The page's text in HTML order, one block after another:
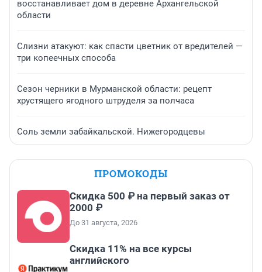
восстанавливает дом в деревне Архангельской
области
Слизни атакуют: как спасти цветник от вредителей —
три копеечных способа
Сезон черники в Мурманской области: рецепт
хрустящего ягодного штруделя за полчаса
Соль земли забайкальской. Нижегородцевы
ПРОМОКОДЫ
Скидка 500 ₽ на первый заказ от
2000 ₽
До 31 августа, 2026
Скидка 11% на все курсы
английского